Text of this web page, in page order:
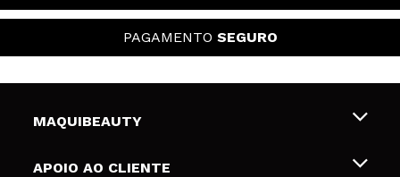
PAGAMENTO SEGURO
MAQUIBEAUTY
Sobre nós
APOIO AO CLIENTE